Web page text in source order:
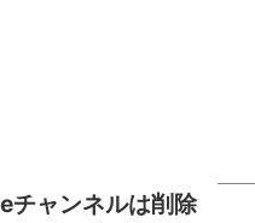
チャンネルは削除